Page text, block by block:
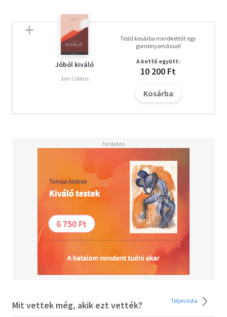
Jóból kiváló
Jim Collins
Tedd kosárba mindkettőt egy
gombnyomással!
A kettő együtt:
10 200 Ft
Kosárba
Mit vettek még, akik ezt vették? Teljes lista